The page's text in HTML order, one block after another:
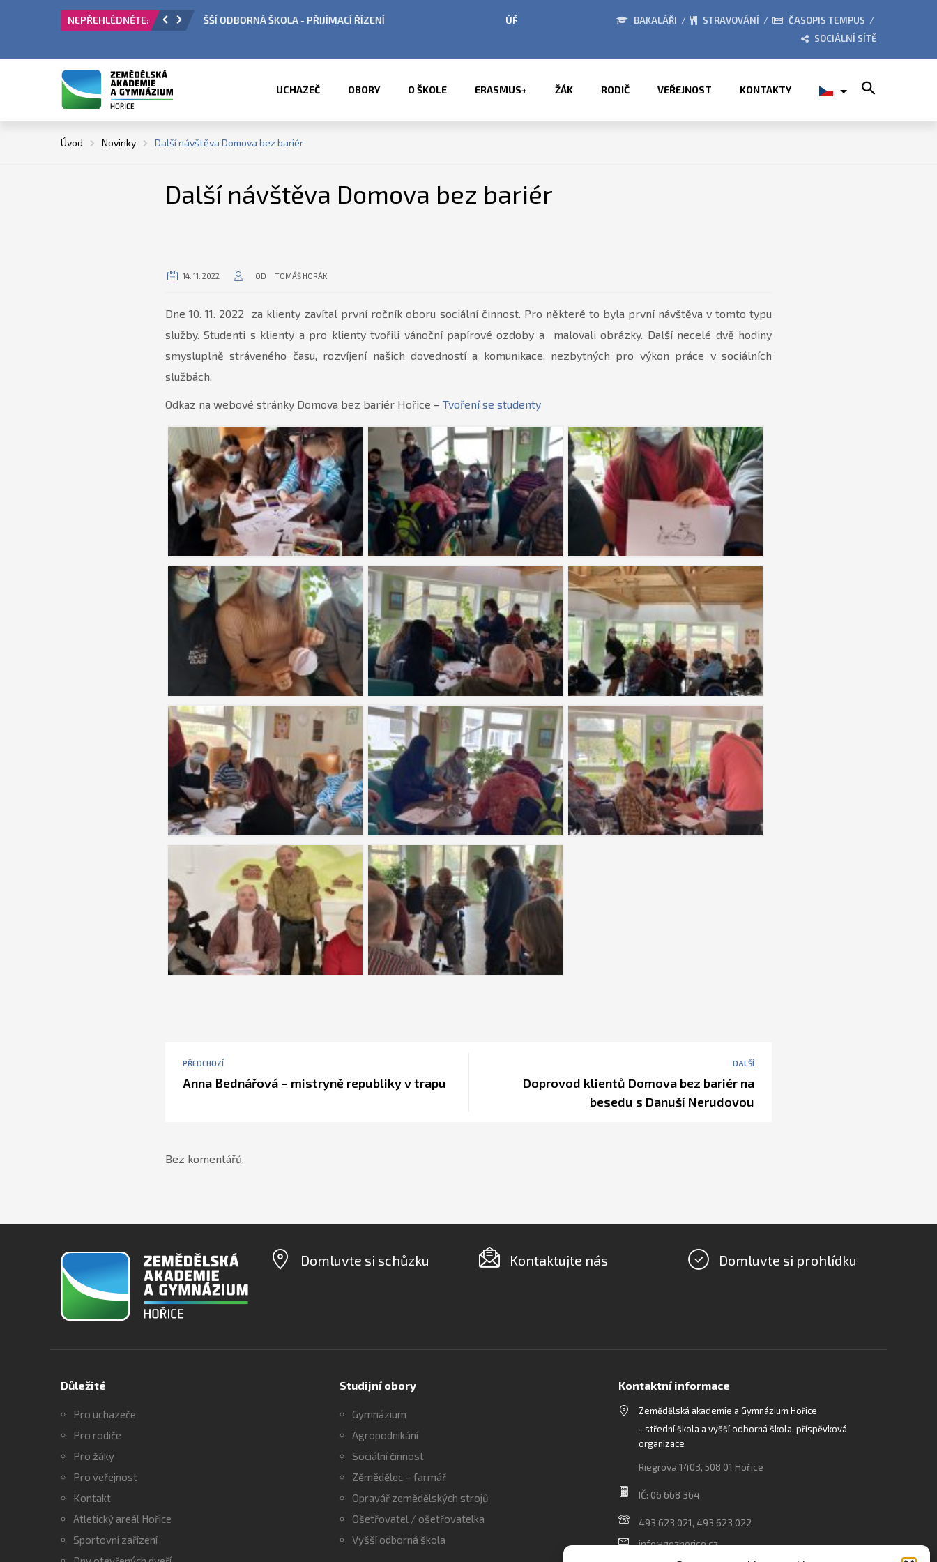
PŘIJÍMACÍ ŘÍZENÍ ÚŘEDNÍ HODINY V OBDOBÍ LETNÍCH PRÁZDNIN PŘÍMĚSTSKÉ TÁBORY 2026 ZE ŽIVOTA ŠKOLY
BAKALÁŘI STRAVOVÁNÍ
ČASOPIS TEMPUS
SOCIÁLNÍ SÍTĚ
UCHAZEČ OBORY O ŠKOLE ERASMUS+ ŽÁK RODIČ VEŘEJNOST KONTAKTY
Úvod Novinky Další návštěva Domova bez bariér
Další návštěva Domova bez bariér
14. 11. 2022 OD TOMÁŠ HORÁK
Dne 10. 11. 2022 za klienty zavítal první ročník oboru sociální činnost. Pro některé to byla první návštěva v tomto typu
služby. Studenti s klienty a pro klienty tvořili vánoční papírové ozdoby a malovali obrázky. Další necelé dvě hodiny
smysluplně stráveného času, rozvíjení našich dovedností a komunikace, nezbytných pro výkon práce v sociálních
službách.
Odkaz na webové stránky Domova bez bariér Hořice – Tvoření se studenty
PŘEDCHOZÍ
Anna Bednářová – mistryně republiky v trapu
DALŠÍ
Doprovod klientů Domova bez bariér na
besedu s Danuší Nerudovou
Bez komentářů.
Domluvte si schůzku Kontaktujte nás Domluvte si prohlídku
Důležité
Pro uchazeče
Pro rodiče
Pro žáky
Pro veřejnost
Kontakt
Atletický areál Hořice
Sportovní zařízení
Studijní obory
Gymnázium
Agropodnikání
Sociální činnost
Zěmědělec – farmář
Opravář zemědělských strojů
Ošetřovatel / ošetřovatelka
Vyšší odborná škola
Kontaktní informace
Zemědělská akademie a Gymnázium Hořice
- střední škola a vyšší odborná škola, příspěvková
organizace
Riegrova 1403, 508 01 Hořice
IČ: 06 668 364
493 623 021, 493 623 022
info@gozhorice.cz